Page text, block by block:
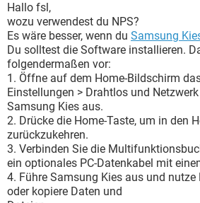
Hallo fsl,
wozu verwendest du NPS?
Es wäre besser, wenn du Samsung
Du solltest die Software installieren.
folgendermaßen vor:
1. Öffne auf dem Home-Bildschirm
Einstellungen > Drahtlos und
Samsung Kies aus.
2. Drücke die Home-Taste, um in den
zurückzukehren.
3. Verbinden Sie die
ein optionales PC-Datenkabel mit
4. Führe Samsung Kies aus und
oder kopiere Daten und